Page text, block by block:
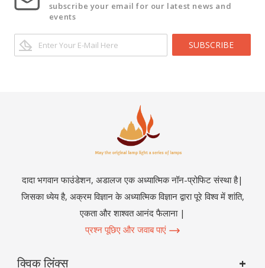
subscribe your email for our latest news and
events
SUBSCRIBE
दादा भगवान फाउंडेशन, अडालज एक अध्यात्मिक नॉन-प्रोफिट संस्था है|
जिसका ध्येय है, अक्रम विज्ञान के अध्यात्मिक विज्ञान द्वारा पूरे विश्व में शांति,
एकता और शाश्वत आनंद फैलाना |
प्रश्न पूछिए और जवाब पाएं
क्विक लिंक्स